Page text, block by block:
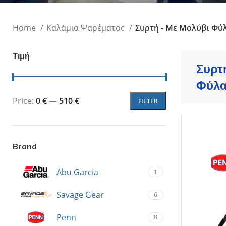
Ψαράκια
Τεχνητά Tai
Καλαμαριέρες
Home Καλάμια Ψαρέματος Συρτή - Με Μολύβι
Τιμή
FILTER
Price: 0 €— 510 €
Brand
Abu Garcia 1
Savage Gear 6
Penn 8